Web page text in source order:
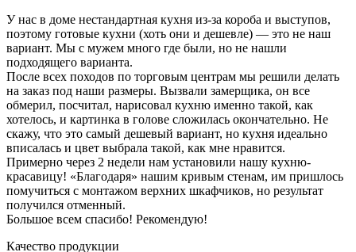
У нас в доме нестандартная кухня из-за короба и выступов,
поэтому готовые кухни (хоть они и дешевле) — это не наш
вариант. Мы с мужем много где были, но не нашли
подходящего варианта.
После всех походов по торговым центрам мы решили делать
на заказ под наши размеры. Вызвали замерщика, он все
обмерил, посчитал, нарисовал кухню именно такой, как
хотелось, и картинка в голове сложилась окончательно. Не
скажу, что это самый дешевый вариант, но кухня идеально
вписалась и цвет выбрала такой, как мне нравится.
Примерно через 2 недели нам установили нашу кухню-
красавицу! «Благодаря» нашим кривым стенам, им пришлось
помучиться с монтажом верхних шкафчиков, но результат
получился отменный.
Большое всем спасибо! Рекомендую!
Качество продукции